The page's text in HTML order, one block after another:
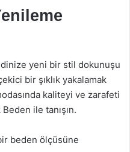
yeni bir stil dokunuşu
bir şıklık yakalamak
kaliteyi ve zarafeti
ile tanışın.
beden ölçüsüne